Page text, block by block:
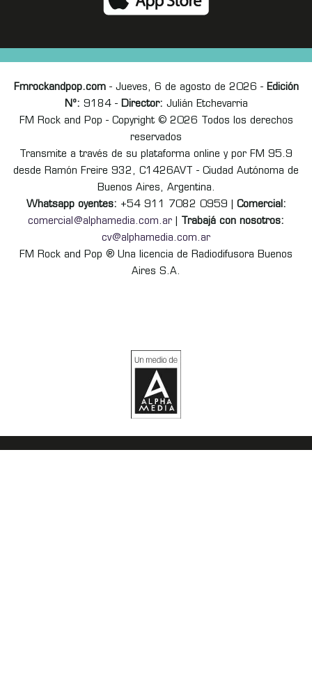
Fmrockandpop.com- Jueves, 6 de agosto de 2026 - Edición
Nº: 9184 - Director: Julián Etchevarria
FM Rock and Pop - Copyright © 2026 Todos los derechos
reservados
Transmite a través de su plataforma online y por FM 95.9
desde Ramón Freire 932, C1426AVT - Ciudad Autónoma de
Buenos Aires, Argentina.
Whatsapp oyentes: +54 911 7082 0959 | Comercial:
comercial@alphamedia.com.ar
Trabajá con nosotros:
cv@alphamedia.com.ar
FM Rock and Pop ® Una licencia de Radiodifusora Buenos
Aires S.A.